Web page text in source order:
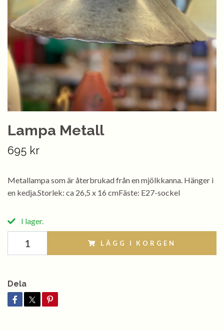
Lampa Metall
695 kr
Metallampa som är återbrukad från en mjölkkanna. Hänger i
en kedja.Storlek: ca 26,5 x 16 cmFäste: E27-sockel
I lager.
LÄGG I KORGEN
Dela